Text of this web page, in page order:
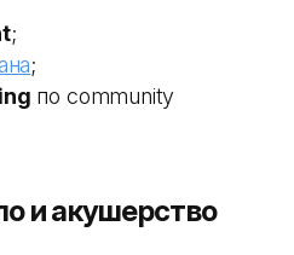
;
;
по community
и акушерство